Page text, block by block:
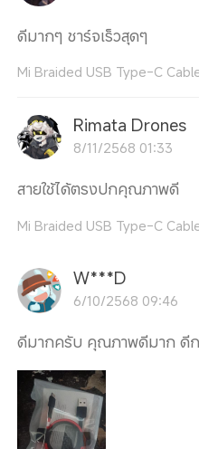
ดีมากๆ ชาร์จเร็วสุดๆ
Mi Braided USB Type-C
Rimata Drones
8/11/2568 01:33
สายใช้ได้ตรงปกคุณภาพดี
Mi Braided USB Type-C
W***D
6/10/2568 09:46
ดีมากครับ คุณภาพดีมาก ดีก